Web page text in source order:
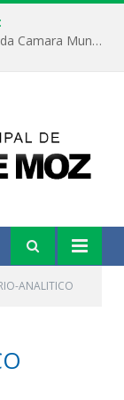
Hoje dia 05 de julho aconteceu no plenário da Camara Municipal de Porto de Moz a Sessão Solene de Abertura dos Trabalhos Legislativos 2º Período da 23ª Legislatura
ANALITICO